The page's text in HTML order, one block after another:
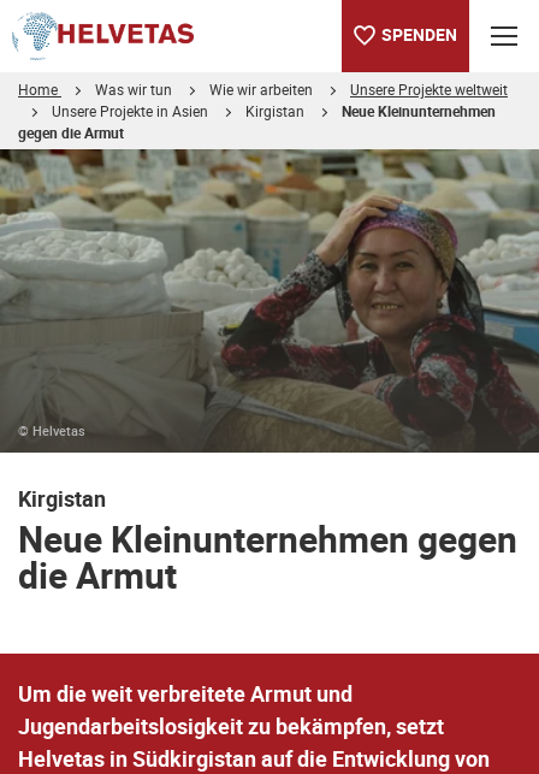
SPENDEN
Home Was wir tun Wie wir arbeiten
Unsere Projekte weltweit
Unsere Projekte in Asien
Kirgistan
Neue Kleinunternehmen
gegen die Armut
Inhaltsverzeichnis
Neue Kleinunternehmen gegen die Armut
© Helvetas
Kirgistan
Neue Kleinunternehmen gegen
die Armut
Um die weit verbreitete Armut und
Jugendarbeitslosigkeit zu bekämpfen, setzt
Helvetas in Südkirgistan auf die Entwicklung von